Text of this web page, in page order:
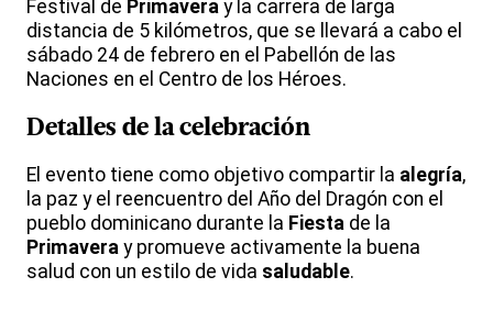
Festival de Primavera y la carrera de larga
distancia de 5 kilómetros, que se llevará a cabo el
sábado 24 de febrero en el Pabellón de las
Naciones en el Centro de los Héroes.
Detalles de lacelebración
El evento tiene como objetivo compartir la alegría,
la paz y el reencuentro del Año del Dragón con el
pueblo dominicano durante la Fiesta de la
Primavera y promueve activamente la buena
salud con un estilo de vida saludable.